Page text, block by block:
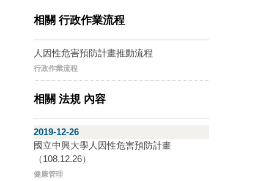
相關 行政作業流程
人因性危害預防計畫推動流程
行政作業流程
相關 法規 內容
2019-12-26
國立中興大學人因性危害預防計畫
（108.12.26）
健康管理